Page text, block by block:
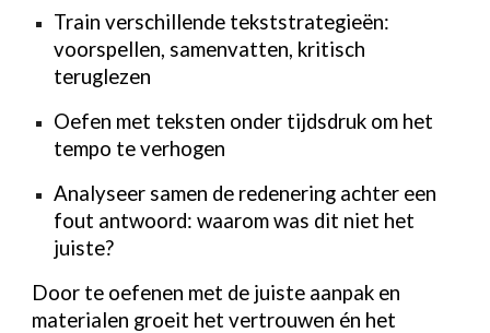
Train verschillende tekststrategieën:
voorspellen, samenvatten, kritisch
teruglezen
Oefen met teksten onder tijdsdruk om het
tempo te verhogen
Analyseer samen de redenering achter een
fout antwoord: waarom was dit niet het
juiste?
Door te oefenen met de juiste aanpak en
materialen groeit het vertrouwen én het